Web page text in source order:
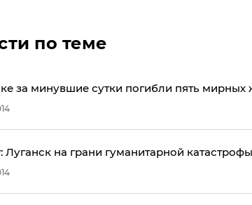
по теме
за минувшие сутки погибли пять мирных
Луганск на грани гуманитарной катастрофы